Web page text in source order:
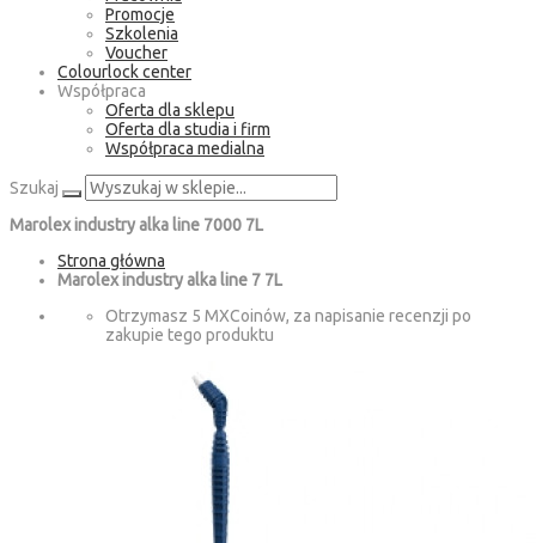
Promocje
Szkolenia
Voucher
Colourlock center
Współpraca
Oferta dla sklepu
Oferta dla studia i firm
Współpraca medialna
Szukaj
Marolex industry alka line 7000 7L
Strona główna
Marolex industry alka line 7 7L
Otrzymasz 5 MXCoinów, za napisanie recenzji po
zakupie tego produktu